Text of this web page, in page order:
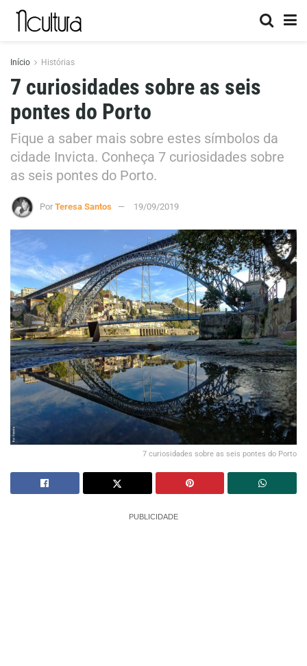
Início Histórias
7 curiosidades sobre as seis
pontes do Porto
Fique a saber mais sobre estes símbolos da
cidade Invicta. Conheça 7 curiosidades sobre
as seis pontes do Porto.
Por Teresa Santos 19/09/2019
7 curiosidades sobre as seis pontes do Porto
PUBLICIDADE